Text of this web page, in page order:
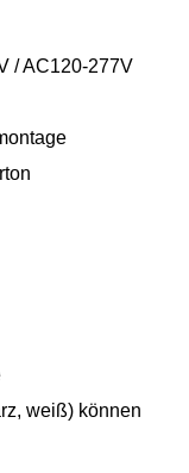
/ AC120-277V
weiß) können